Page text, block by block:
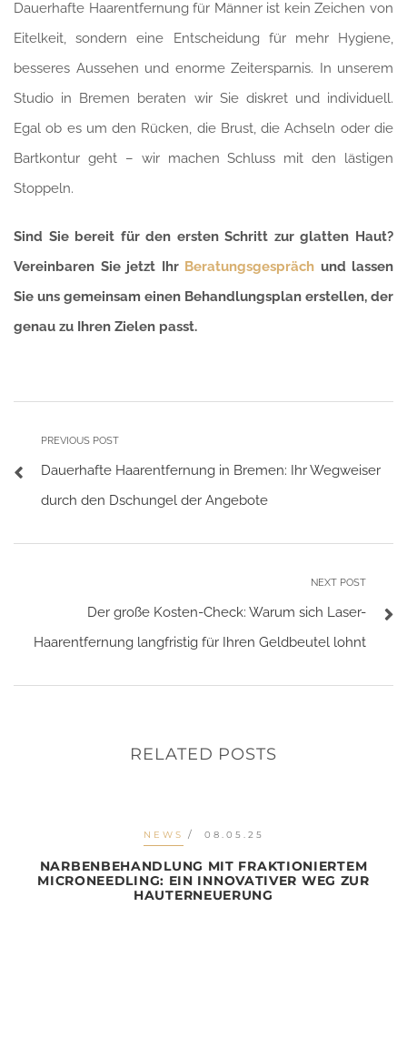
Dauerhafte Haarentfernung für Männer ist kein Zeichen von
Eitelkeit, sondern eine Entscheidung für mehr Hygiene,
besseres Aussehen und enorme Zeitersparnis. In unserem
Studio in Bremen beraten wir Sie diskret und individuell.
Egal ob es um den Rücken, die Brust, die Achseln oder die
Bartkontur geht – wir machen Schluss mit den lästigen
Stoppeln.
Sind Sie bereit für den ersten Schritt zur glatten Haut?
Vereinbaren Sie jetzt Ihr Beratungsgespräch und lassen
Sie uns gemeinsam einen Behandlungsplan erstellen, der
genau zu Ihren Zielen passt.
PREVIOUS POST
Dauerhafte Haarentfernung in Bremen: Ihr Wegweiser
durch den Dschungel der Angebote
NEXT POST
Der große Kosten-Check: Warum sich Laser-
Haarentfernung langfristig für Ihren Geldbeutel lohnt
RELATED POSTS
NEWS 08.05.25
NARBENBEHANDLUNG MIT FRAKTIONIERTEM
MICRONEEDLING: EIN INNOVATIVER WEG ZUR
HAUTERNEUERUNG